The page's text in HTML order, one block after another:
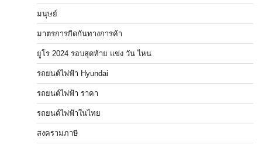
มนุษย์
มาตรการกีดกันทางการค้า
ยูโร 2024 รอบสุดท้าย แข่ง วัน ไหน
รถยนต์ไฟฟ้า Hyundai
รถยนต์ไฟฟ้า ราคา
รถยนต์ไฟฟ้าในไทย
สงครามภาษี